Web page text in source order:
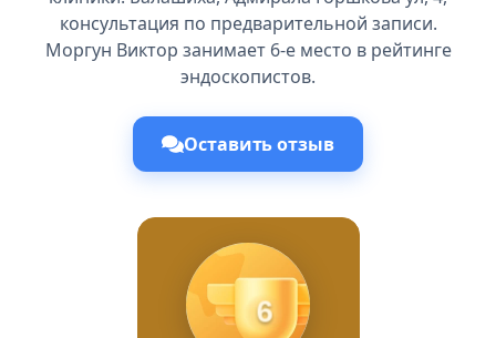
консультация по предварительной записи.
Моргун Виктор занимает 6-е место в рейтинге
эндоскопистов.
Оставить отзыв
6